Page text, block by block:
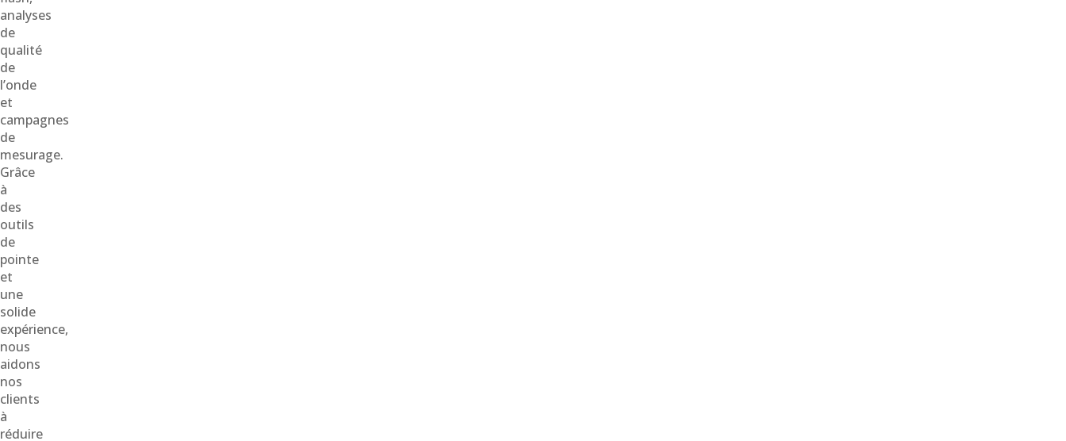
analyses
de
qualité
de
l’onde
et
campagnes
de
mesurage.
Grâce
à
des
outils
de
pointe
et
une
solide
expérience,
nous
aidons
nos
clients
à
réduire